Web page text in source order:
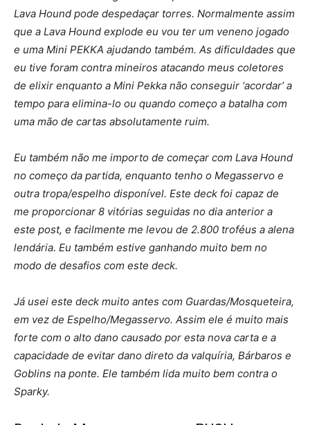
Lava Hound pode despedaçar torres. Normalmente assim
que a Lava Hound explode eu vou ter um veneno jogado
e uma Mini PEKKA ajudando também. As dificuldades que
eu tive foram contra mineiros atacando meus coletores
de elixir enquanto a Mini Pekka não conseguir ‘acordar’ a
tempo para elimina-lo ou quando começo a batalha com
uma mão de cartas absolutamente ruim.
Eu também não me importo de começar com Lava Hound
no começo da partida, enquanto tenho o Megasservo e
outra tropa/espelho disponível. Este deck foi capaz de
me proporcionar 8 vitórias seguidas no dia anterior a
este post, e facilmente me levou de 2.800 troféus a alena
lendária. Eu também estive ganhando muito bem no
modo de desafios com este deck.
Já usei este deck muito antes com Guardas/Mosqueteira,
em vez de Espelho/Megasservo. Assim ele é muito mais
forte com o alto dano causado por esta nova carta e a
capacidade de evitar dano direto da valquíria, Bárbaros e
Goblins na ponte. Ele também lida muito bem contra o
Sparky.